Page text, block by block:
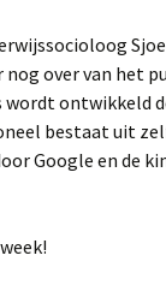
nog over van het
ontwikkeld
bestaat uit
Google en de